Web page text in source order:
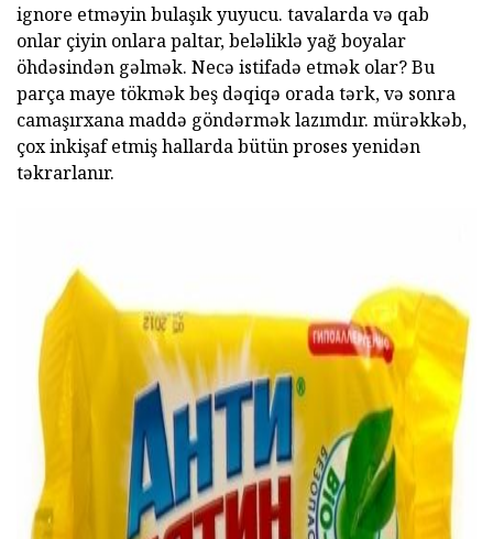
ignore etməyin bulaşık yuyucu. tavalarda və qab
onlar çiyin onlara paltar, beləliklə yağ boyalar
öhdəsindən gəlmək. Necə istifadə etmək olar? Bu
parça maye tökmək beş dəqiqə orada tərk, və sonra
camaşırxana maddə göndərmək lazımdır. mürəkkəb,
çox inkişaf etmiş hallarda bütün proses yenidən
təkrarlanır.